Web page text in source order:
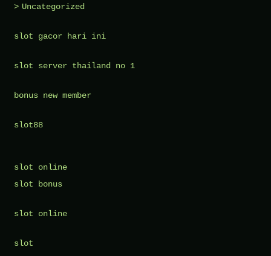
Uncategorized
slot gacor hari ini
slot server thailand no 1
bonus new member
slot88
slot online
slot bonus
slot online
slot